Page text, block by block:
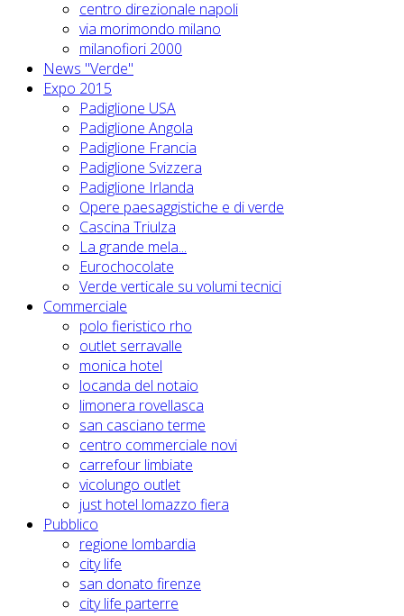
centro direzionale napoli
via morimondo milano
milanofiori 2000
News "Verde"
Expo 2015
Padiglione USA
Padiglione Angola
Padiglione Francia
Padiglione Svizzera
Padiglione Irlanda
Opere paesaggistiche e di verde
Cascina Triulza
La grande mela...
Eurochocolate
Verde verticale su volumi tecnici
Commerciale
polo fieristico rho
outlet serravalle
monica hotel
locanda del notaio
limonera rovellasca
san casciano terme
centro commerciale novi
carrefour limbiate
vicolungo outlet
just hotel lomazzo fiera
Pubblico
regione lombardia
city life
san donato firenze
city life parterre